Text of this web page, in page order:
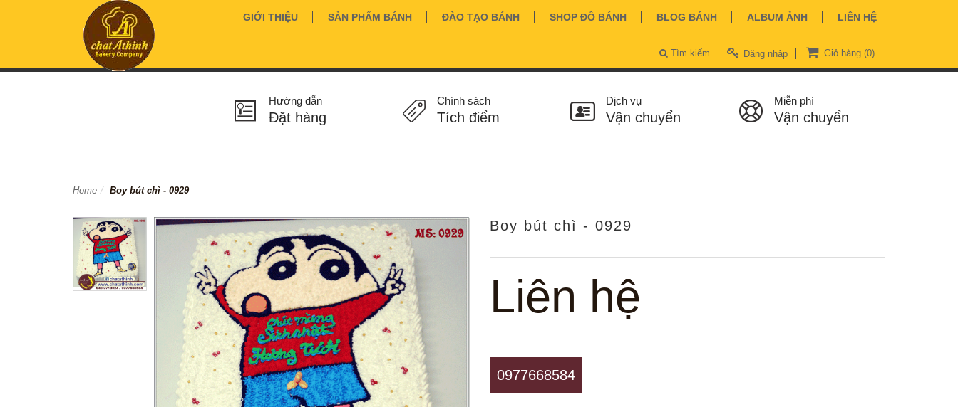
GIỚI THIỆU SẢN PHẨM BÁNH ĐÀO TẠO BÁNH SHOP ĐỒ BÁNH BLOG BÁNH ALBUM ẢNH LIÊN HỆ
Giỏ hàng (0)
Đăng nhập
Tìm kiếm
Hướng dẫn
Đặt hàng
Chính sách
Tích điểm
Dịch vụ
Vận chuyển
Miễn phí
Vận chuyển
Home / Boy bút chì - 0929
Boy bút chì - 0929
Liên hệ
0977668584